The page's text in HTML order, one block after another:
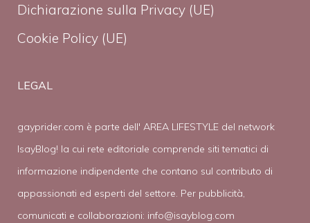
Dichiarazione sulla Privacy (UE)
Cookie Policy (UE)
LEGAL
gayprider.com è parte dell' AREA LIFESTYLE del network
IsayBlog! la cui rete editoriale comprende siti tematici di
informazione indipendente che contano sul contributo di
appassionati ed esperti del settore. Per pubblicità,
comunicati e collaborazioni: info@isayblog.com